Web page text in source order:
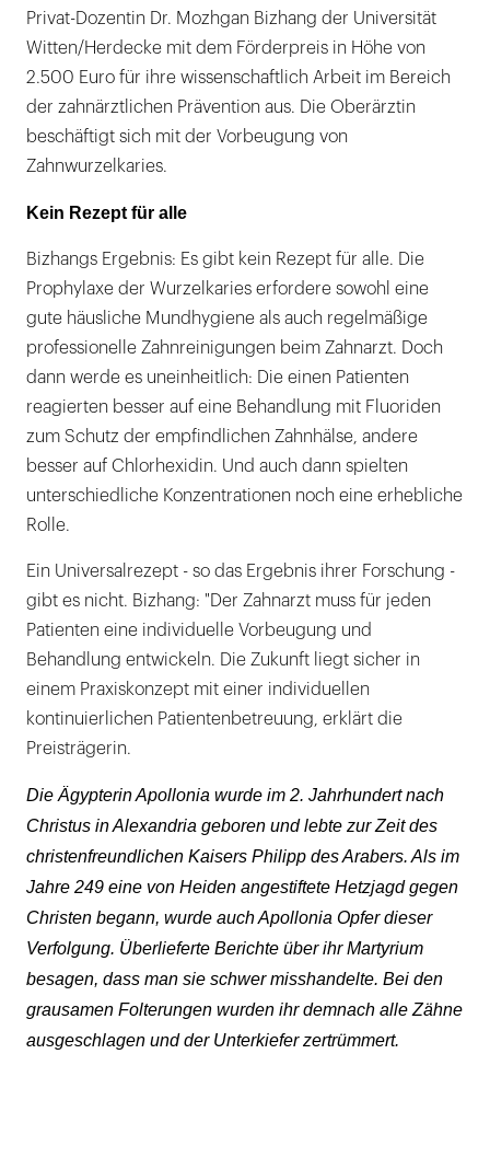
Privat-Dozentin Dr. Mozhgan Bizhang der Universität
Witten/Herdecke mit dem Förderpreis in Höhe von
2.500 Euro für ihre wissenschaftlich Arbeit im Bereich
der zahnärztlichen Prävention aus. Die Oberärztin
beschäftigt sich mit der Vorbeugung von
Zahnwurzelkaries.
Kein Rezept für alle
Bizhangs Ergebnis: Es gibt kein Rezept für alle. Die
Prophylaxe der Wurzelkaries erfordere sowohl eine
gute häusliche Mundhygiene als auch regelmäßige
professionelle Zahnreinigungen beim Zahnarzt. Doch
dann werde es uneinheitlich: Die einen Patienten
reagierten besser auf eine Behandlung mit Fluoriden
zum Schutz der empfindlichen Zahnhälse, andere
besser auf Chlorhexidin. Und auch dann spielten
unterschiedliche Konzentrationen noch eine erhebliche
Rolle.
Ein Universalrezept - so das Ergebnis ihrer Forschung -
gibt es nicht. Bizhang: "Der Zahnarzt muss für jeden
Patienten eine individuelle Vorbeugung und
Behandlung entwickeln. Die Zukunft liegt sicher in
einem Praxiskonzept mit einer individuellen
kontinuierlichen Patientenbetreuung, erklärt die
Preisträgerin.
Die Ägypterin Apollonia wurde im 2. Jahrhundert nach
Christus in Alexandria geboren und lebte zur Zeit des
christenfreundlichen Kaisers Philipp des Arabers. Als im
Jahre 249 eine von Heiden angestiftete Hetzjagd gegen
Christen begann, wurde auch Apollonia Opfer dieser
Verfolgung. Überlieferte Berichte über ihr Martyrium
besagen, dass man sie schwer misshandelte. Bei den
grausamen Folterungen wurden ihr demnach alle Zähne
ausgeschlagen und der Unterkiefer zertrümmert.